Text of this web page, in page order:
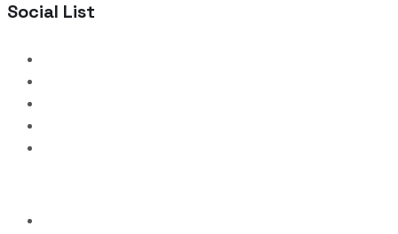
Social List